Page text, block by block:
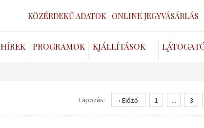
KÖZÉRDEKŰ ADATOK ONLINE JEGYVÁSÁRLÁS
HÍREK PROGRAMOK KIÁLLÍTÁSOK
Lapozás: ‹ Előző 1 ... 3